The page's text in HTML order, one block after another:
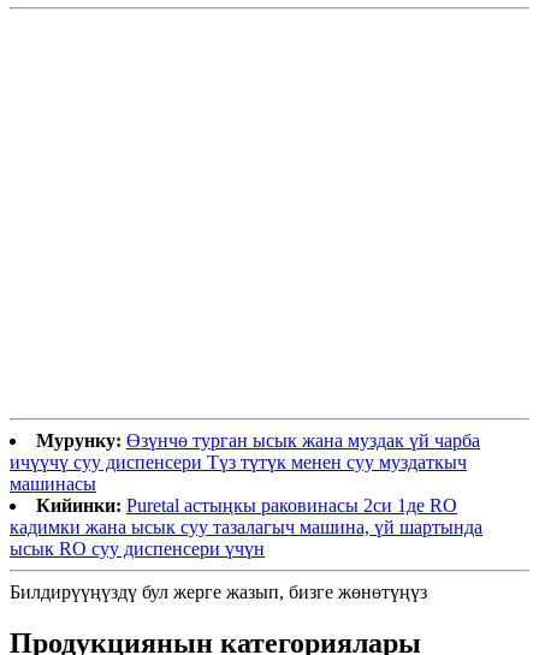
Мурунку: Өзүнчө турган ысык жана муздак үй чарба
ичүүчү суу диспенсери Түз түтүк менен суу муздаткыч
машинасы
Кийинки: Puretal астыңкы раковинасы 2си 1де RO
кадимки жана ысык суу тазалагыч машина, үй шартында
ысык RO суу диспенсери үчүн
Билдирүүңүздү бул жерге жазып, бизге жөнөтүңүз
Продукциянын категориялары